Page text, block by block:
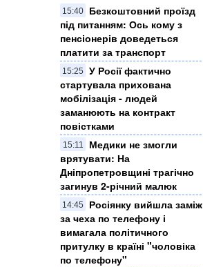
15:40
Безкоштовний проїзд
під питанням: Ось кому з
пенсіонерів доведеться
платити за транспорт
15:25
У Росії фактично
стартувала прихована
мобілізація - людей
заманюють на контракт
повістками
15:11
Медики не змогли
врятувати: На
Дніпропетровщині трагічно
загинув 2-річний малюк
14:45
Росіянку вийшла заміж
за чеха по телефону і
вимагала політичного
притулку в країні "чоловіка
по телефону"